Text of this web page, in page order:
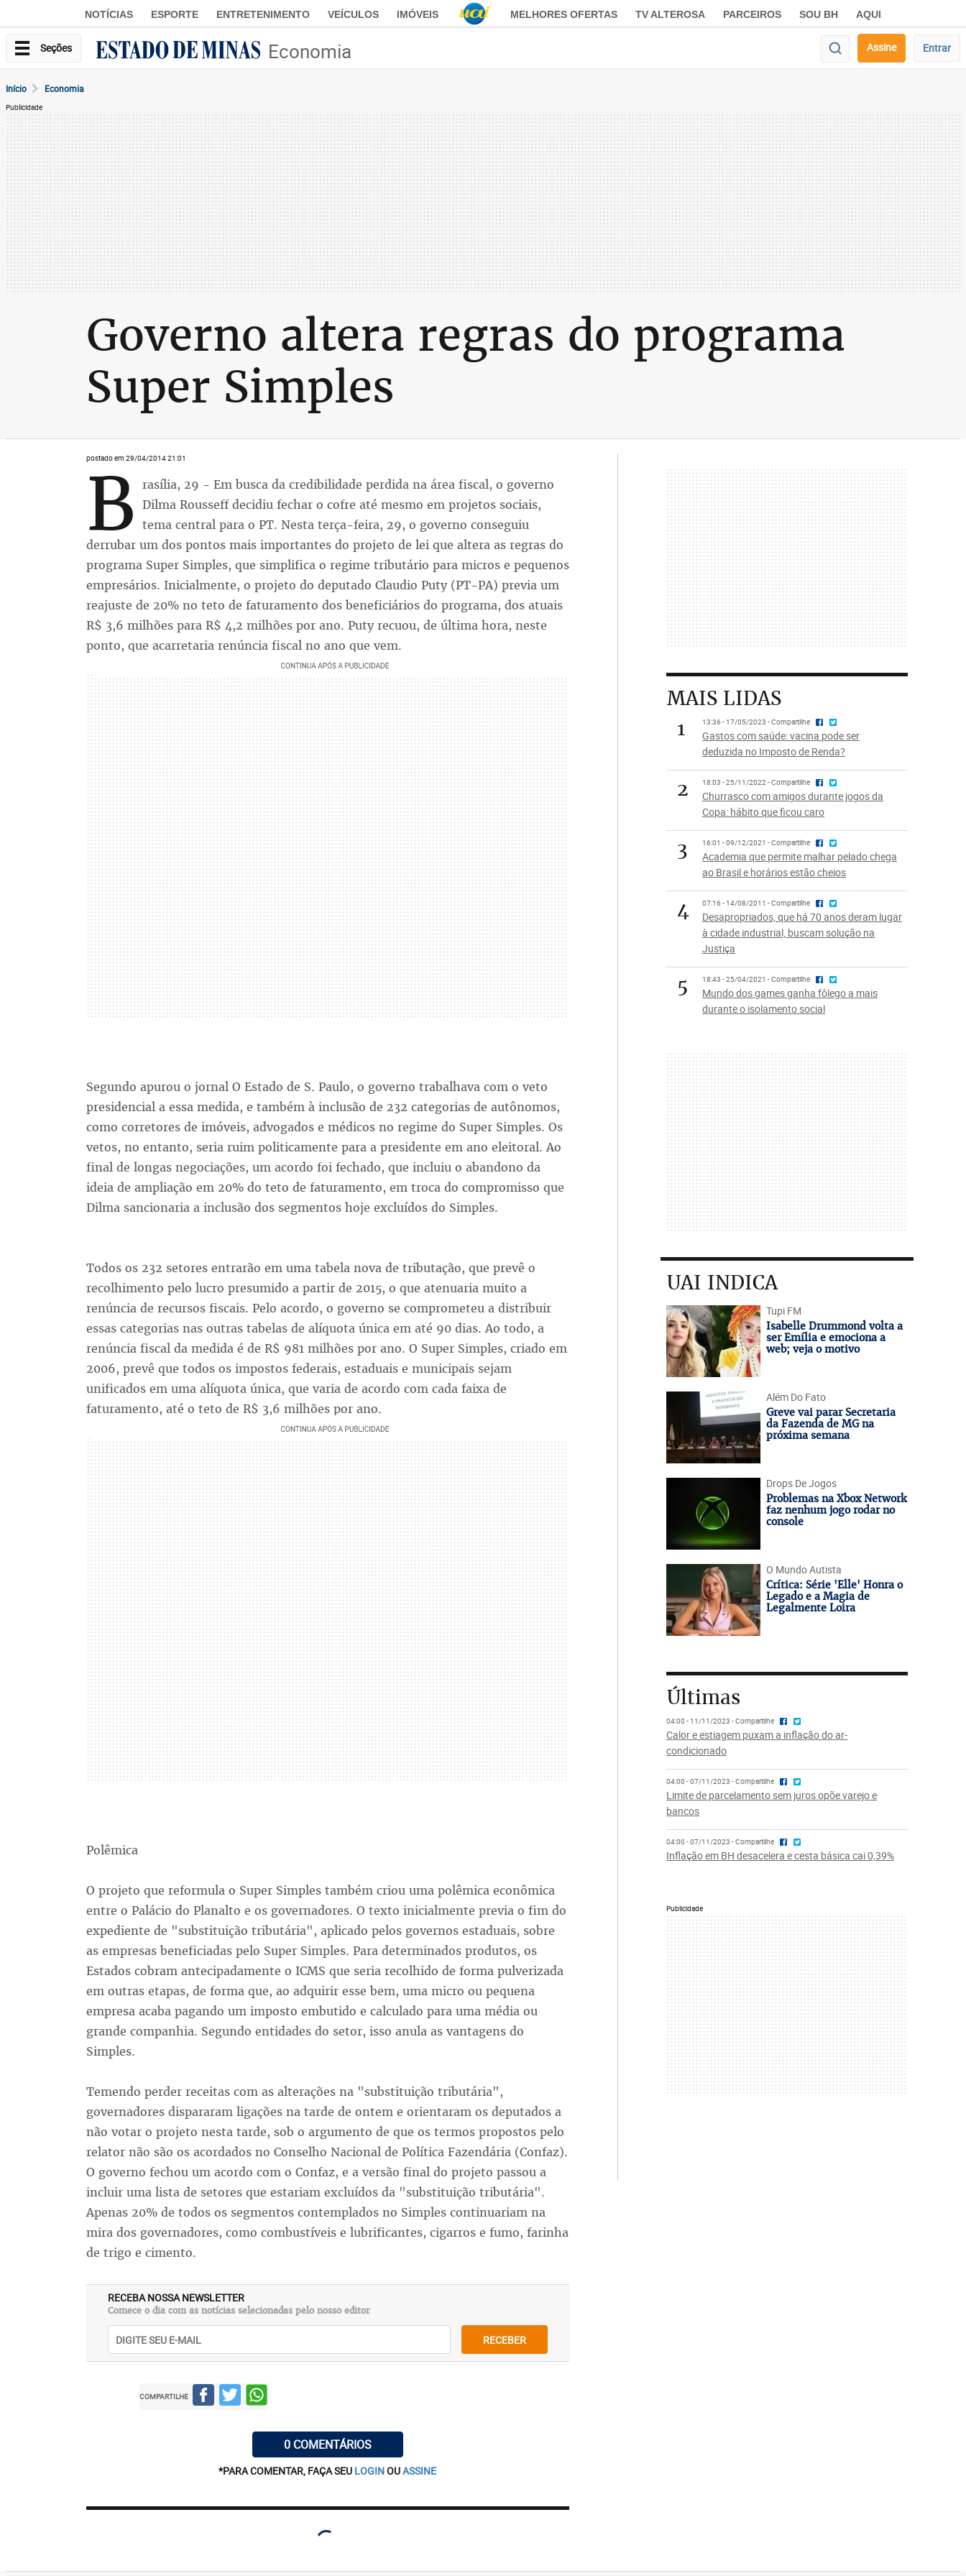
NOTÍCIAS ESPORTE ENTRETENIMENTO VEÍCULOS IMÓVEIS MELHORES OFERTAS TV ALTEROSA PARCEIROS SOU BH AQUI
Seções Economia Assine Entrar
Início Economia
Publicidade
Governo altera regras do programa
Super Simples
postado em 29/04/2014 21:01
B rasília, 29 - Em busca da credibilidade perdida na área fiscal, o governo
Dilma Rousseff decidiu fechar o cofre até mesmo em projetos sociais,
tema central para o PT. Nesta terça-feira, 29, o governo conseguiu
derrubar um dos pontos mais importantes do projeto de lei que altera as regras do
programa Super Simples, que simplifica o regime tributário para micros e pequenos
empresários. Inicialmente, o projeto do deputado Claudio Puty (PT-PA) previa um
reajuste de 20% no teto de faturamento dos beneficiários do programa, dos atuais
R$ 3,6 milhões para R$ 4,2 milhões por ano. Puty recuou, de última hora, neste
ponto, que acarretaria renúncia fiscal no ano que vem.
Segundo apurou o jornal O Estado de S. Paulo, o governo trabalhava com o veto
presidencial a essa medida, e também à inclusão de 232 categorias de autônomos,
como corretores de imóveis, advogados e médicos no regime do Super Simples. Os
vetos, no entanto, seria ruim politicamente para a presidente em ano eleitoral. Ao
final de longas negociações, um acordo foi fechado, que incluiu o abandono da
ideia de ampliação em 20% do teto de faturamento, em troca do compromisso que
Dilma sancionaria a inclusão dos segmentos hoje excluídos do Simples.
Todos os 232 setores entrarão em uma tabela nova de tributação, que prevê o
recolhimento pelo lucro presumido a partir de 2015, o que atenuaria muito a
renúncia de recursos fiscais. Pelo acordo, o governo se comprometeu a distribuir
essas categorias nas outras tabelas de alíquota única em até 90 dias. Ao todo, a
renúncia fiscal da medida é de R$ 981 milhões por ano. O Super Simples, criado em
2006, prevê que todos os impostos federais, estaduais e municipais sejam
unificados em uma alíquota única, que varia de acordo com cada faixa de
faturamento, até o teto de R$ 3,6 milhões por ano.
Polêmica
O projeto que reformula o Super Simples também criou uma polêmica econômica
entre o Palácio do Planalto e os governadores. O texto inicialmente previa o fim do
expediente de "substituição tributária", aplicado pelos governos estaduais, sobre
as empresas beneficiadas pelo Super Simples. Para determinados produtos, os
Estados cobram antecipadamente o ICMS que seria recolhido de forma pulverizada
em outras etapas, de forma que, ao adquirir esse bem, uma micro ou pequena
empresa acaba pagando um imposto embutido e calculado para uma média ou
grande companhia. Segundo entidades do setor, isso anula as vantagens do
Simples.
Temendo perder receitas com as alterações na "substituição tributária",
governadores dispararam ligações na tarde de ontem e orientaram os deputados a
não votar o projeto nesta tarde, sob o argumento de que os termos propostos pelo
relator não são os acordados no Conselho Nacional de Política Fazendária (Confaz).
O governo fechou um acordo com o Confaz, e a versão final do projeto passou a
incluir uma lista de setores que estariam excluídos da "substituição tributária".
Apenas 20% de todos os segmentos contemplados no Simples continuariam na
mira dos governadores, como combustíveis e lubrificantes, cigarros e fumo, farinha
de trigo e cimento.
RECEBA NOSSA NEWSLETTER
Comece o dia com as notícias selecionadas pelo nosso editor
RECEBER
COMPARTILHE
0 COMENTÁRIOS
*PARA COMENTAR, FAÇA SEU LOGINOUASSINE
MAIS LIDAS
1
13:36 - 17/05/2023 - Compartilhe
Gastos com saúde: vacina pode ser
deduzida no Imposto de Renda?
2 18:03 - 25/11/2022 - Compartilhe
Churrasco com amigos durante jogos da
Copa: hábito que ficou caro
3 16:01 - 09/12/2021 - Compartilhe
Academia que permite malhar pelado chega
ao Brasil e horários estão cheios
4 07:16 - 14/08/2011 - Compartilhe
Desapropriados, que há 70 anos deram lugar
à cidade industrial, buscam solução na
Justiça
5 18:43 - 25/04/2021 - Compartilhe
Mundo dos games ganha fôlego a mais
durante o isolamento social
UAI INDICA
Tupi FM
Isabelle Drummond volta a
ser Emília e emociona a
web; veja o motivo
Além Do Fato
Greve vai parar Secretaria
da Fazenda de MG na
próxima semana
Drops De Jogos
Problemas na Xbox Network
faz nenhum jogo rodar no
console
O Mundo Autista
Crítica: Série 'Elle' Honra o
Legado e a Magia de
Legalmente Loira
Últimas
04:00 - 11/11/2023 - Compartilhe
Calor e estiagem puxam a inflação do ar-
condicionado
04:00 - 07/11/2023 - Compartilhe
Limite de parcelamento sem juros opõe varejo e
bancos
04:00 - 07/11/2023 - Compartilhe
Inflação em BH desacelera e cesta básica cai 0,39%
Publicidade